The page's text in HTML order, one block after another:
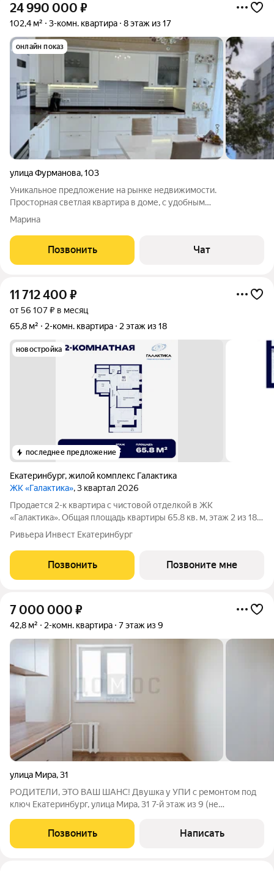
24 990 000 ₽
102,4 м² 3-комн. квартира 8 этаж из 17
онлайн показ
улица Фурманова,103
Уникальное предложение на рынке недвижимости.
Просторная светлая квартира в доме, с удобным
местоположением. Высокая транспортная доступность.
Школы 70 и 175 . Много детских садов. Возможность
заниматься спортом: Ратиборец, Падел и Бойцовский клуб
Марина
Позвонить Чат
11 712 400 ₽
от 56 107 ₽ в месяц
65,8 м²
2-комн. квартира 2 этаж из 18
новостройка
последнее предложение
Екатеринбург,жилой комплекс Галактика
ЖК «Галактика», 3 квартал 2026
Продается 2-к квартира с чистовой отделкой в ЖК
«Галактика». Общая площадь квартиры 65.8 кв. м, этаж 2 из 18.
ЖК «Галактика» дом повышенного комфорта в составе
квартала «Космос» на проспекте Космонавтов. Это формат для
тех, кто любит городскую
Ривьера Инвест Екатеринбург
Позвонить Позвоните мне
7 000 000 ₽
42,8 м² 2-комн. квартира 7 этаж из 9
улица Мира,31
РОДИТЕЛИ, ЭТО ВАШ ШАНС! Двушка у УПИ с ремонтом под
ключ Екатеринбург, улица Мира, 31 7-й этаж из 9 (не
въезжай и живи! Что сделано? Переделана вся электрика
Стяжка полов, уложен ламинат
Позвонить Написать